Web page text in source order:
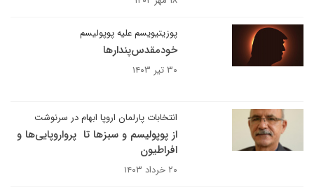
پوزیتیویسم علیه پوپولیسم
خودمقدس‌پندارها
۳۰ تیر ۱۴۰۳
انتخابات پارلمان اروپا ابهام در سرنوشت
از پوپولیسم و سبزها تا پرواروپایی‌ها و
افراطیون
۲۰ خرداد ۱۴۰۳